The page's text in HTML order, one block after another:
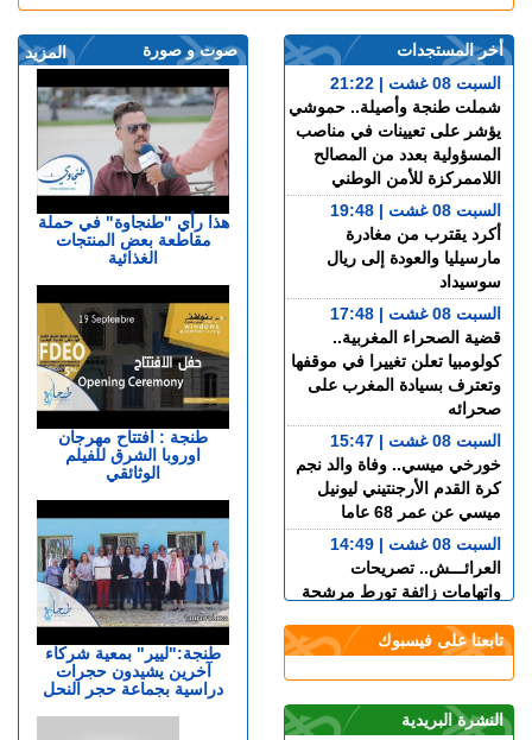
المزيد صوت و صورة
هذا رأي "طنجاوة" في حملة
مقاطعة بعض المنتجات
الغذائية
طنجة : افتتاح مهرجان
اوروبا الشرق للفيلم
الوثائقي
طنجة:"ليير" بمعية شركاء
آخرين يشيدون حجرات
دراسية بجماعة حجر النحل
أخر المستجدات
السبت 08 غشت | 21:22
شملت طنجة وأصيلة.. حموشي
يؤشر على تعيينات في مناصب
المسؤولية بعدد من المصالح
اللاممركزة للأمن الوطني
السبت 08 غشت | 19:48
أكرد يقترب من مغادرة
مارسيليا والعودة إلى ريال
سوسيداد
السبت 08 غشت | 17:48
قضية الصحراء المغربية..
كولومبيا تعلن تغييرا في موقفها
وتعترف بسيادة المغرب على
صحرائه
السبت 08 غشت | 15:47
خورخي ميسي.. وفاة والد نجم
كرة القدم الأرجنتيني ليونيل
ميسي عن عمر 68 عاما
السبت 08 غشت | 14:49
العرائـــش.. تصريحات
واتهامات زائفة تورط مرشحة
السبت 08 غشت | 12:40
أجرة ويصيب آخرين بجروح
تابعنا على فيسبوك
النشرة البريدية